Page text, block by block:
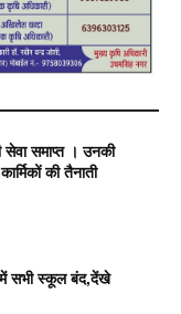
सेवा समाप्त । उनकी
की तैनाती
सभी स्कूल बंद,देंखे